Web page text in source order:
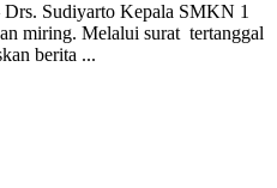
Sudiyarto Kepala SMKN 1
miring. Melalui surat tertanggal
berita ...